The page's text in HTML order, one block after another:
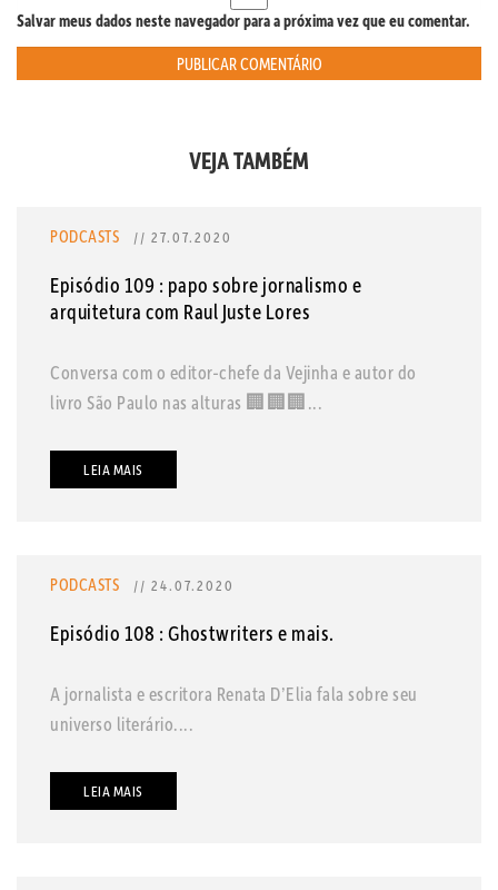
Salvar meus dados neste navegador para a próxima vez que eu comentar.
VEJA TAMBÉM
PODCASTS // 27.07.2020
Episódio 109 : papo sobre jornalismo e
arquitetura com Raul Juste Lores
Conversa com o editor-chefe da Vejinha e autor do
livro São Paulo nas alturas 🏢🏢🏢...
LEIA MAIS
PODCASTS // 24.07.2020
Episódio 108 : Ghostwriters e mais.
A jornalista e escritora Renata D’Elia fala sobre seu
universo literário....
LEIA MAIS